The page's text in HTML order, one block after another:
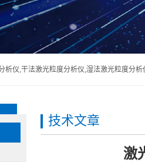
析仪,干法激光粒度分析仪,湿法激光粒度分析
技术文章
激